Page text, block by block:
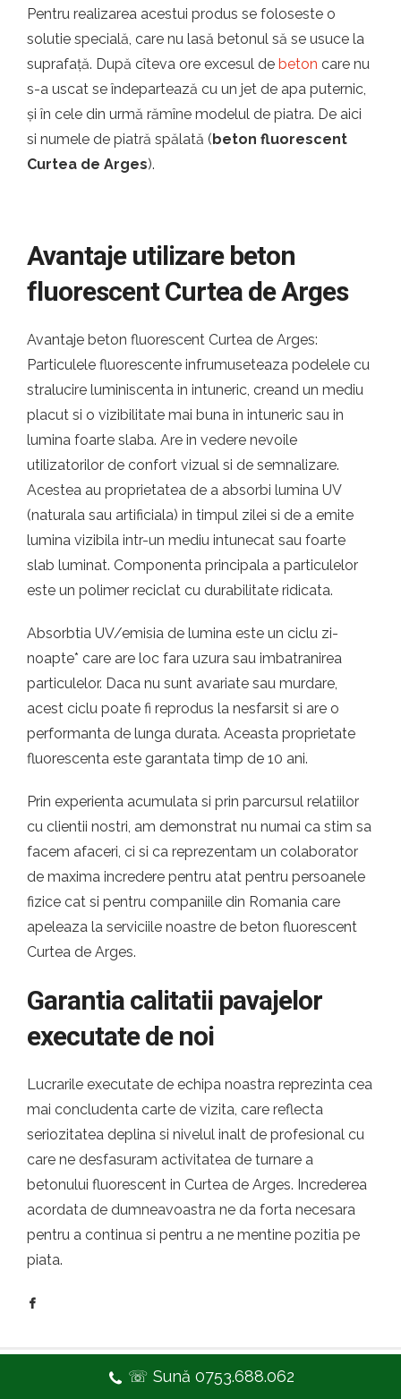
Pentru realizarea acestui produs se foloseste o
solutie specială, care nu lasă betonul să se usuce la
suprafață. După cîteva ore excesul de beton care nu
s-a uscat se îndepartează cu un jet de apa puternic,
și în cele din urmă rămîne modelul de piatra. De aici
si numele de piatră spălată (beton fluorescent
Curtea de Arges).
Avantaje utilizare beton
fluorescent Curtea de Arges
Avantaje beton fluorescent Curtea de Arges:
Particulele fluorescente infrumuseteaza podelele cu
stralucire luminiscenta in intuneric, creand un mediu
placut si o vizibilitate mai buna in intuneric sau in
lumina foarte slaba. Are in vedere nevoile
utilizatorilor de confort vizual si de semnalizare.
Acestea au proprietatea de a absorbi lumina UV
(naturala sau artificiala) in timpul zilei si de a emite
lumina vizibila intr-un mediu intunecat sau foarte
slab luminat. Componenta principala a particulelor
este un polimer reciclat cu durabilitate ridicata.
Absorbtia UV/emisia de lumina este un ciclu zi-
noapte* care are loc fara uzura sau imbatranirea
particulelor. Daca nu sunt avariate sau murdare,
acest ciclu poate fi reprodus la nesfarsit si are o
performanta de lunga durata. Aceasta proprietate
fluorescenta este garantata timp de 10 ani.
Prin experienta acumulata si prin parcursul relatiilor
cu clientii nostri, am demonstrat nu numai ca stim sa
facem afaceri, ci si ca reprezentam un colaborator
de maxima incredere pentru atat pentru persoanele
fizice cat si pentru companiile din Romania care
apeleaza la serviciile noastre de beton fluorescent
Curtea de Arges.
Garantia calitatii pavajelor
executate de noi
Lucrarile executate de echipa noastra reprezinta cea
mai concludenta carte de vizita, care reflecta
seriozitatea deplina si nivelul inalt de profesional cu
care ne desfasuram activitatea de turnare a
betonului fluorescent in Curtea de Arges. Increderea
acordata de dumneavoastra ne da forta necesara
pentru a continua si pentru a ne mentine pozitia pe
piata.
☏ Sună 0753.688.062